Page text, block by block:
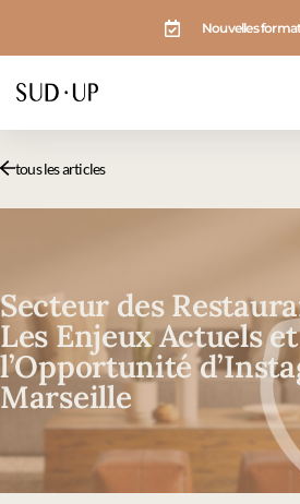
contenu
Nouvelles
tous les articles
Secteur des
Les Enjeux Actuels et
l’Opportunité
Marseille